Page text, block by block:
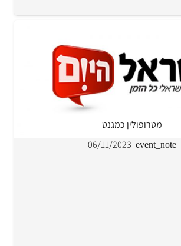
מטרופולין כמגנט
event_note
06/11/2023